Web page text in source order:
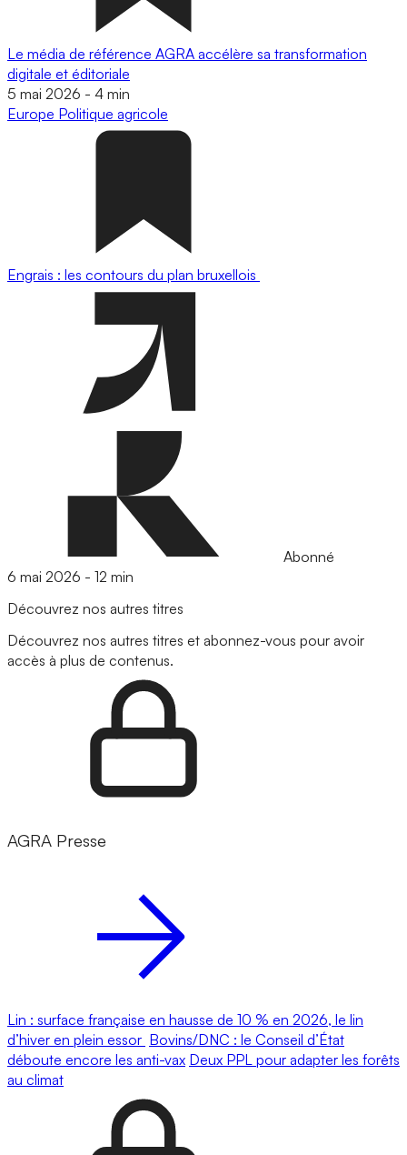
Le média de référence AGRA accélère sa transformation
digitale et éditoriale
5 mai 2026 - 4 min
Europe Politique agricole
Engrais : les contours du plan bruxellois
Abonné
6 mai 2026 - 12 min
Découvrez nos autres titres
Découvrez nos autres titres et abonnez-vous pour avoir
accès à plus de contenus.
AGRA Presse
Lin : surface française en hausse de 10 % en 2026, le lin
d’hiver en plein essor Bovins/DNC : le Conseil d’État
déboute encore les anti-vax Deux PPL pour adapter les forêts
au climat